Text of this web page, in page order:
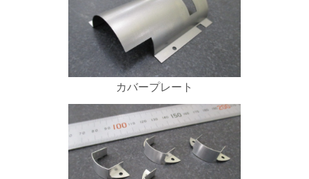
カバープレート